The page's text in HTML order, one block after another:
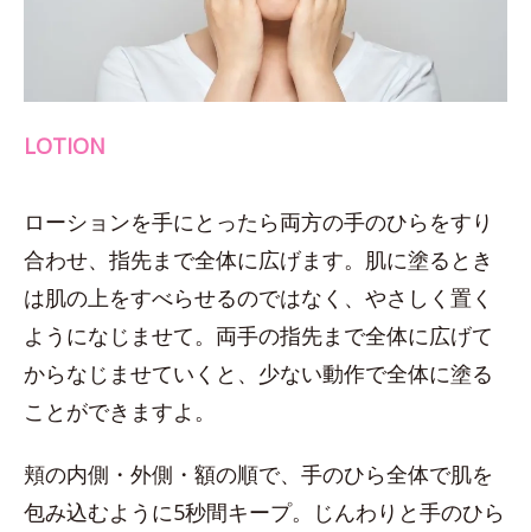
LOTION
ローションを手にとったら両方の手のひらをすり
合わせ、指先まで全体に広げます。肌に塗るとき
は肌の上をすべらせるのではなく、やさしく置く
ようになじませて。両手の指先まで全体に広げて
からなじませていくと、少ない動作で全体に塗る
ことができますよ。
頬の内側・外側・額の順で、手のひら全体で肌を
包み込むように5秒間キープ。じんわりと手のひら